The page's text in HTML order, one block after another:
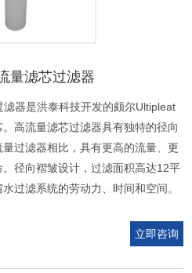
量滤芯过滤器
器是洪泰科技开发的颇尔Ultipleat
高流量滤芯过滤器具有独特的径向
过滤器相比，具有更高的流量、更
径向褶皱设计，过滤面积高达12平
过滤系统的劳动力、时间和空间。
立即咨询